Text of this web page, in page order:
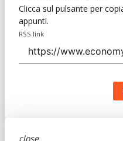
Clicca sul pulsante per
appunti.
RSS link
close